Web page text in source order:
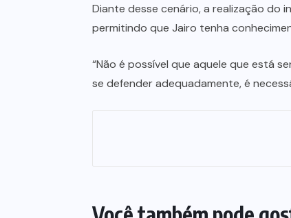
Diante desse cenário, a realização
permitindo que Jairo tenha
“Não é possível que aquele que está
se defender adequadamente, é